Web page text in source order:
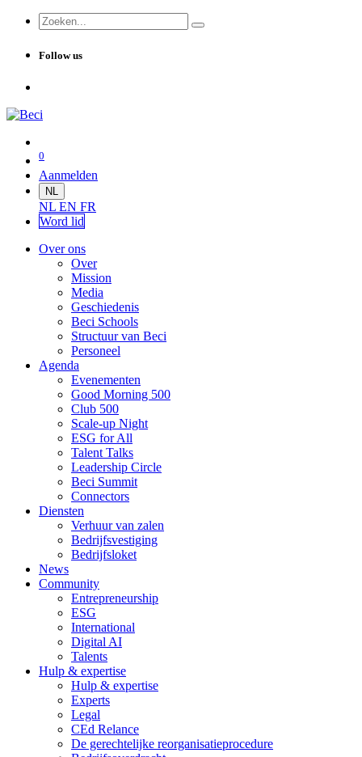
Follow us
0
Aanmelden
NL
NL EN FR
Word lid
Over ons
Over
Mission
Media
Geschiedenis
Beci Schools
Structuur van Beci
Personeel
Agenda
Evenementen
Good Morning 500
Club 500
Scale-up Night
ESG for All
Talent Talks
Leadership Circle
Beci Summit
Connectors
Diensten
Verhuur van zalen
Bedrijfsvestiging
Bedrijfsloket
News
Community
Entrepreneurship
ESG
International
Digital AI
Talents
Hulp & expertise
Hulp & expertise
Experts
Legal
CEd Relance
De gerechtelijke reorganisatieprocedure